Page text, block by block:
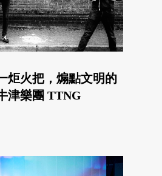
炬火把，煽點文明的
津樂團 TTNG